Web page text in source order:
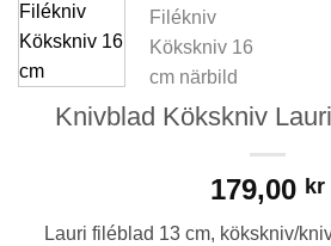
Knivblad Kökskniv
179,00 kr
Lauri filéblad 13 cm, kökskniv/